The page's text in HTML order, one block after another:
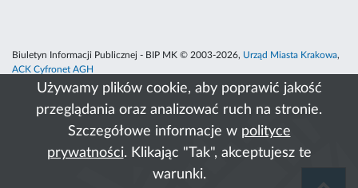
Używamy plików cookie, aby poprawić jakość
przeglądania oraz analizować ruch na stronie.
Szczegółowe informacje w polityce
prywatności. Klikając "Tak", akceptujesz te
warunki.
Biuletyn Informacji Publicznej - BIP MK © 2003-2026, Urząd Miasta Krakowa,
ACK Cyfronet AGH